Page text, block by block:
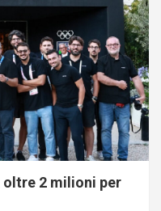
oltre 2 milioni per